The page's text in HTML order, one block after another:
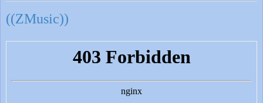
((ZMusic))